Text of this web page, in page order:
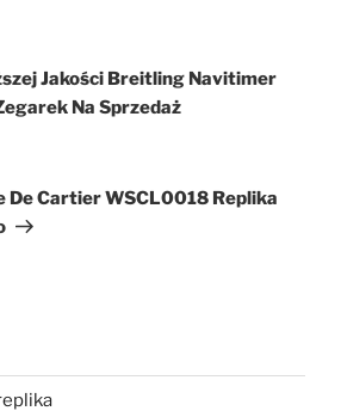
Jakości Breitling Navitimer
Na Sprzedaż
De Cartier WSCL0018 Replika